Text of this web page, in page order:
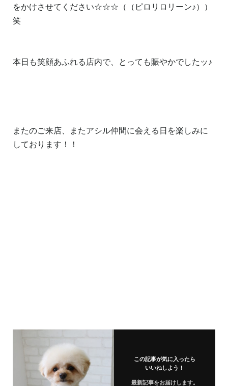
をかけさせてください☆☆☆（（ピロリロリーン♪））
笑
本日も笑顔あふれる店内で、とっても賑やかでしたッ♪
またのご来店、またアシル仲間に会える日を楽しみに
しております！！
この記事が気に入ったら
いいねしよう！
最新記事をお届けします。